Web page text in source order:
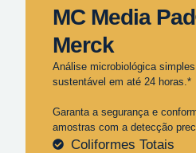
MC Media
Merck
Análise microbiológica
sustentável em até 24 horas.*
Garanta a segurança e
amostras com a detecção
Coliformes Totais